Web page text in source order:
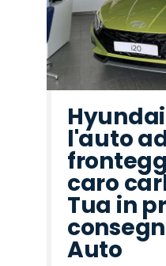
Hyundai
l'auto
caro
Tua in
Auto